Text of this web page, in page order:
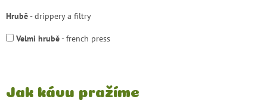
Hrubě- drippery a filtry
Velmi hrubě- french press
Jak kávu pražíme